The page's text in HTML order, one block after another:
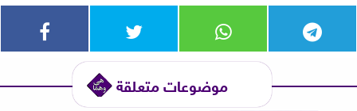
موضوعات متعلقة